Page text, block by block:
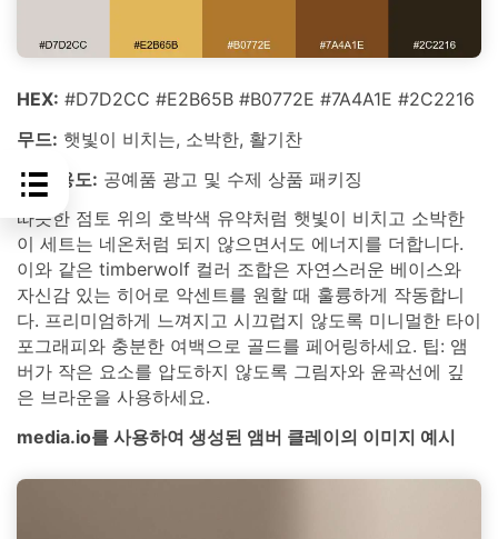
HEX: #D7D2CC #E2B65B #B0772E #7A4A1E #2C2216
무드: 햇빛이 비치는, 소박한, 활기찬
최적 용도: 공예품 광고 및 수제 상품 패키징
따뜻한 점토 위의 호박색 유약처럼 햇빛이 비치고 소박한
이 세트는 네온처럼 되지 않으면서도 에너지를 더합니다.
이와 같은 timberwolf 컬러 조합은 자연스러운 베이스와
자신감 있는 히어로 악센트를 원할 때 훌륭하게 작동합니
다. 프리미엄하게 느껴지고 시끄럽지 않도록 미니멀한 타이
포그래피와 충분한 여백으로 골드를 페어링하세요. 팁: 앰
버가 작은 요소를 압도하지 않도록 그림자와 윤곽선에 깊
은 브라운을 사용하세요.
media.io를 사용하여 생성된 앰버 클레이의 이미지 예시